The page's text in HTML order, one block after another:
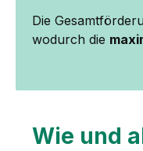
Die
wodurch die
Wie und